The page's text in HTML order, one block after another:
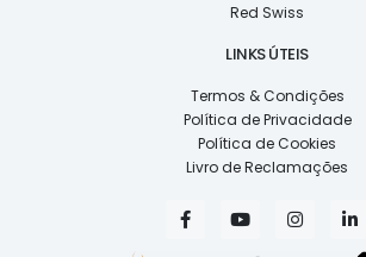
Red Swiss
LINKS ÚTEIS
Termos & Condições
Política de Privacidade
Política de Cookies
Livro de Reclamações
F
a
Y
o
I
n i